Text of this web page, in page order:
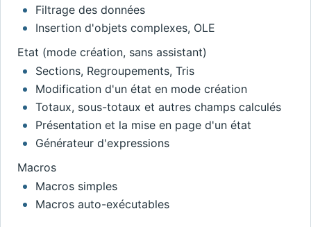
Filtrage des données
Insertion d'objets complexes, OLE
Etat (mode création, sans assistant)
Sections, Regroupements, Tris
Modification d'un état en mode création
Totaux, sous-totaux et autres champs calculés
Présentation et la mise en page d'un état
Générateur d'expressions
Macros
Macros simples
Macros auto-exécutables